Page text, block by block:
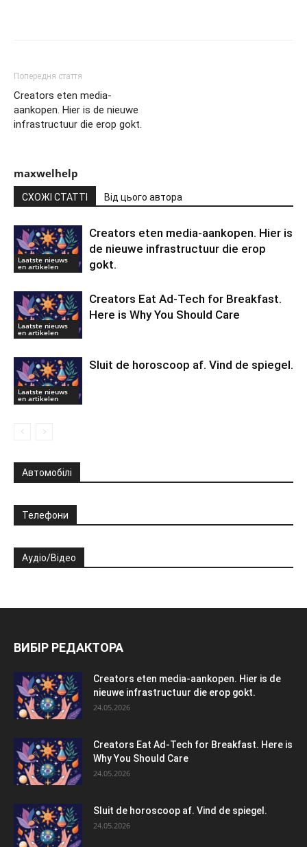
Попередня стаття
Creators eten media-
aankopen. Hier is de nieuwe
infrastructuur die erop gokt.
maxwelhelp
СХОЖІ СТАТТІ Від цього автора
Laatste nieuws
en artikelen
Creators eten media-aankopen. Hier is
de nieuwe infrastructuur die erop
gokt.
Laatste nieuws
en artikelen
Creators Eat Ad-Tech for Breakfast.
Here is Why You Should Care
Laatste nieuws
en artikelen
Sluit de horoscoop af. Vind de spiegel.
Автомобілі
Телефони
Аудіо/Відео
ВИБІР РЕДАКТОРА
Creators eten media-aankopen. Hier is de
nieuwe infrastructuur die erop gokt.
24.05.2026
Creators Eat Ad-Tech for Breakfast. Here is
Why You Should Care
24.05.2026
Sluit de horoscoop af. Vind de spiegel.
24.05.2026